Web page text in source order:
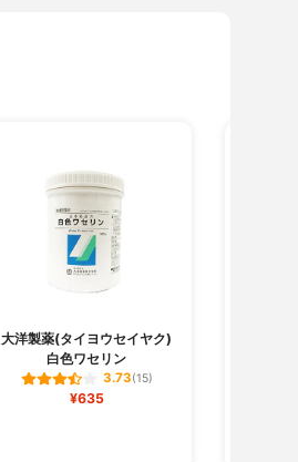
大洋製薬(タイヨウセイヤク)
白色ワセリン
3.73(15)
¥635